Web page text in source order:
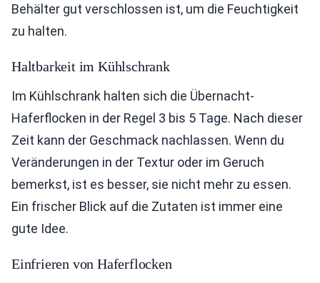
Behälter gut verschlossen ist, um die Feuchtigkeit
zu halten.
Haltbarkeit im Kühlschrank
Im Kühlschrank halten sich die Übernacht-
Haferflocken in der Regel 3 bis 5 Tage. Nach dieser
Zeit kann der Geschmack nachlassen. Wenn du
Veränderungen in der Textur oder im Geruch
bemerkst, ist es besser, sie nicht mehr zu essen.
Ein frischer Blick auf die Zutaten ist immer eine
gute Idee.
Einfrieren von Haferflocken